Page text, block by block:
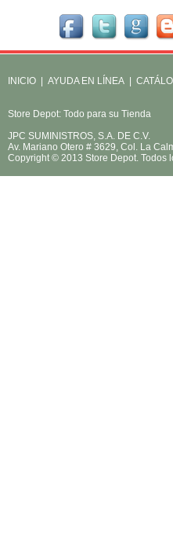
INICIO AYUDA EN LÍNEA
Store Depot: Todo para su Tienda
JPC SUMINISTROS, S.A. DE C.V.
Av. Mariano Otero # 3629, Col. La
Copyright © 2013 Store Depot. Todos